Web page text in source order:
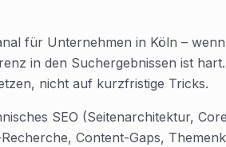
für Unternehmen in Köln –
in den Suchergebnissen ist
nicht auf kurzfristige Tricks.
SEO (Seitenarchitektur,
Content-Gaps,